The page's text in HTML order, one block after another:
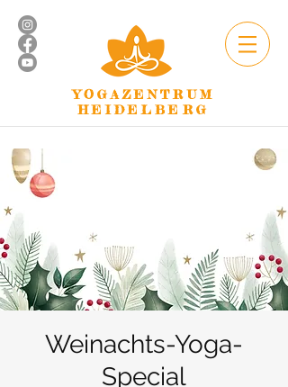
YOGAZENTRUM
HEIDELBERG
Weinachts-Yoga-
Special